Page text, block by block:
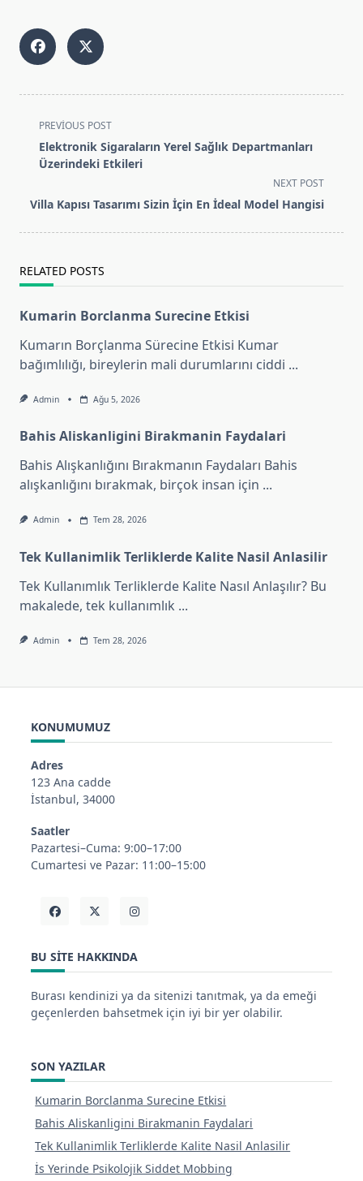
<span
class="nav-
subtitle
reader-
PREVIOUS POST
Elektronik Sigaraların Yerel Sağlık Departmanları
Üzerindeki Etkileri
NEXT POST
Villa Kapısı Tasarımı Sizin İçin En İdeal Model Hangisi
RELATED POSTS
Kumarin Borclanma Surecine Etkisi
Kumarın Borçlanma Sürecine Etkisi Kumar
bağımlılığı, bireylerin mali durumlarını ciddi ...
Admin Ağu 5, 2026
Bahis Aliskanligini Birakmanin Faydalari
Bahis Alışkanlığını Bırakmanın Faydaları Bahis
alışkanlığını bırakmak, birçok insan için ...
Admin Tem 28, 2026
Tek Kullanimlik Terliklerde Kalite Nasil Anlasilir
Tek Kullanımlık Terliklerde Kalite Nasıl Anlaşılır? Bu
makalede, tek kullanımlık ...
Admin Tem 28, 2026
KONUMUMUZ
Adres
123 Ana cadde
İstanbul, 34000
Saatler
Pazartesi–Cuma: 9:00–17:00
Cumartesi ve Pazar: 11:00–15:00
BU SITE HAKKINDA
Burası kendinizi ya da sitenizi tanıtmak, ya da emeği
geçenlerden bahsetmek için iyi bir yer olabilir.
SON YAZILAR
Kumarin Borclanma Surecine Etkisi
Bahis Aliskanligini Birakmanin Faydalari
Tek Kullanimlik Terliklerde Kalite Nasil Anlasilir
İs Yerinde Psikolojik Siddet Mobbing